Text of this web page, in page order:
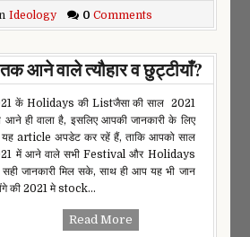
Ideology 0 Comments
आने वाले त्यौहार व छुट्टीयाँ?
कें Holidays की Listजैसा की साल 2021
आने ही वाला है, इसलिए आपकी जानकारी के लिए
यह article अपडेट कर रहें हैं, ताकि आपको साल
में आने वाले सभी Festival और Holidays
सही जानकारी मिल सके, साथ ही आप यह भी जान
की 2021 मे stock...
Read More